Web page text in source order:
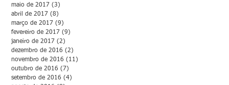
maio de 2017 (3)
abril de 2017 (8)
março de 2017 (9)
fevereiro de 2017 (9)
janeiro de 2017 (2)
dezembro de 2016 (2)
novembro de 2016 (11)
outubro de 2016 (7)
setembro de 2016 (4)